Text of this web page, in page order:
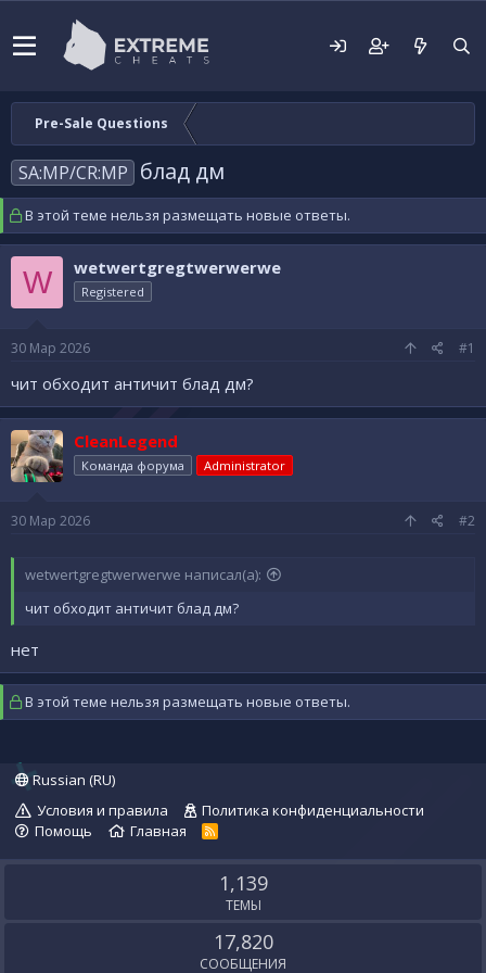
Pre-Sale Questions
SA:MP/CR:MP блад дм
В этой теме нельзя размещать новые ответы.
W wetwertgregtwerwerwe
Registered
30 Мар 2026 #1
чит обходит античит блад дм?
CleanLegend
Команда форума Administrator
30 Мар 2026 #2
wetwertgregtwerwerwe написал(а):
чит обходит античит блад дм?
нет
В этой теме нельзя размещать новые ответы.
Russian (RU)
Условия и правила
Политика конфиденциальности
Помощь
Главная
R
S
1,139
ТЕМЫ
17,820
СООБЩЕНИЯ